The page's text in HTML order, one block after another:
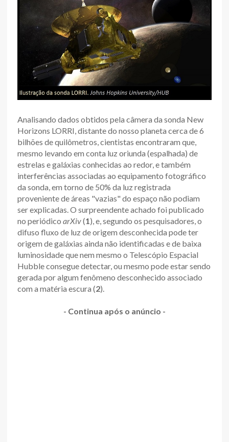
Analisando dados obtidos pela câmera da sonda New
Horizons LORRI, distante do nosso planeta cerca de 6
bilhões de quilômetros, cientistas encontraram que,
mesmo levando em conta luz oriunda (espalhada) de
estrelas e galáxias conhecidas ao redor, e também
interferências associadas ao equipamento fotográfico
da sonda, em torno de 50% da luz registrada
proveniente de áreas "vazias" do espaço não podiam
ser explicadas. O surpreendente achado foi publicado
no periódico arXiv(1 ), e, segundo os pesquisadores, o
difuso fluxo de luz de origem desconhecida pode ter
origem de galáxias ainda não identificadas e de baixa
luminosidade que nem mesmo o Telescópio Espacial
Hubble consegue detectar, ou mesmo pode estar sendo
gerada por algum fenômeno desconhecido associado
com a matéria escura (2).
- Continua após o anúncio -